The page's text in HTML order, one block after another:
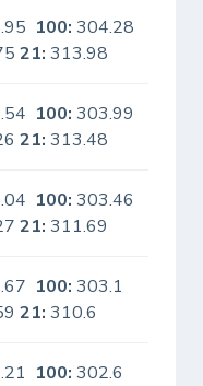
100: 304.28
21: 313.98
100: 303.99
21: 313.48
100: 303.46
21: 311.69
100: 303.1
21: 310.6
100: 302.6